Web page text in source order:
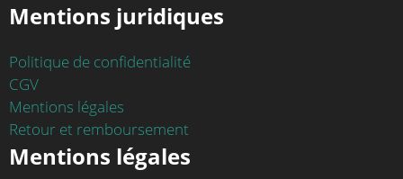
Mentions juridiques
Politique de confidentialité
CGV
Mentions légales
Retour et remboursement
Mentions légales